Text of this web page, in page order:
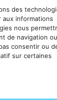
des
informations
nous
de navigation ou
consentir ou
sur certaines